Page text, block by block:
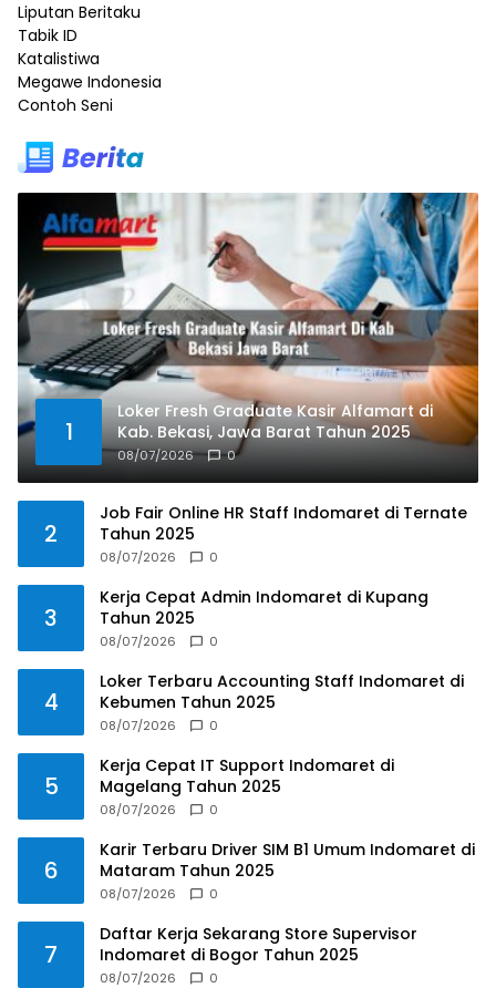
Liputan Beritaku
Tabik ID
Katalistiwa
Megawe Indonesia
Contoh Seni
1
Loker Fresh Graduate Kasir Alfamart di
Kab. Bekasi, Jawa Barat Tahun 2025
08/07/2026 0
2
Job Fair Online HR Staff Indomaret di Ternate
Tahun 2025
08/07/2026 0
3
Kerja Cepat Admin Indomaret di Kupang
Tahun 2025
08/07/2026 0
4
Loker Terbaru Accounting Staff Indomaret di
Kebumen Tahun 2025
08/07/2026 0
5
Kerja Cepat IT Support Indomaret di
Magelang Tahun 2025
08/07/2026 0
6
Karir Terbaru Driver SIM B1 Umum Indomaret di
Mataram Tahun 2025
08/07/2026 0
7
Daftar Kerja Sekarang Store Supervisor
Indomaret di Bogor Tahun 2025
08/07/2026 0